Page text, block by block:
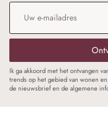
E-mailadres
Ik ga akkoord met het ontvangen
trends op het gebied van wonen
de nieuwsbrief en de algemene